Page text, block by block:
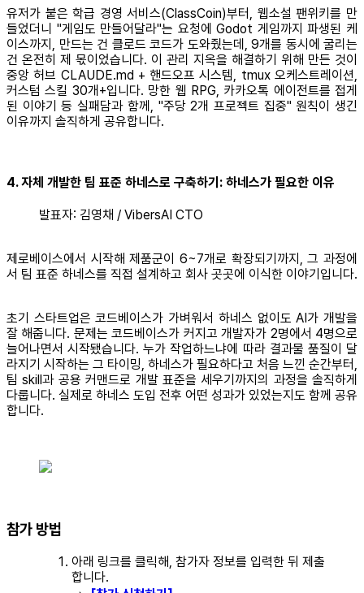
유저가 붙은 학급 경영 서비스(ClassCoin)부터, 웹소설 팬위키를 만
들었더니 "게임도 만들어달라"는 요청에 Godot 게임까지 파생된 케
이스까지, 만드는 건 클로드 코드가 도와줬는데, 9개를 동시에 굴리는
건 온전히 제 몫이었습니다. 이 관리 지옥을 해결하기 위해 만든 것이
중앙 허브 CLAUDE.md + 핸드오프 시스템, tmux 오케스트레이션,
커스텀 스킬 30개+입니다. 망한 웹 RPG, 카카오톡 에이전트를 접게
된 이야기 등 실패담과 함께, "주당 2개 프로젝트 집중" 원칙이 생긴
이유까지 솔직하게 공유합니다.
4. 자체 개발한 팀 표준 하네스로 구축하기: 하네스가 필요한 이유
발표자: 김영채 / VibersAI CTO
제로베이스에서 시작해 제품군이 6~7개로 확장되기까지, 그 과정에
서 팀 표준 하네스를 직접 설계하고 회사 곳곳에 이식한 이야기입니다.
초기 스타트업은 코드베이스가 가벼워서 하네스 없이도 AI가 개발을
잘 해줍니다. 문제는 코드베이스가 커지고 개발자가 2명에서 4명으로
늘어나면서 시작됐습니다. 누가 작업하느냐에 따라 결과물 품질이 달
라지기 시작하는 그 타이밍, 하네스가 필요하다고 처음 느낀 순간부터,
팀 skill과 공용 커맨드로 개발 표준을 세우기까지의 과정을 솔직하게
다룹니다. 실제로 하네스 도입 전후 어떤 성과가 있었는지도 함께 공유
합니다.
참가 방법
아래 링크를 클릭해, 참가자 정보를 입력한 뒤 제출
합니다.